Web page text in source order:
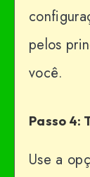
pelos
você.
Passo 4:
Use a